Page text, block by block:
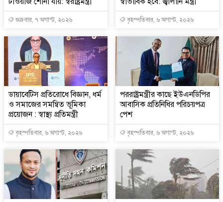
শুক্রবার, ৭ অগাস্ট, ২০২৬ বৃহস্পতিবার, ৬ অগাস্ট, ২০২৬
ডায়াবেটিস প্রতিরোধে বিজ্ঞান, ধর্ম
ও সমাজের সমন্বিত ভূমিকা
প্রয়োজন : স্বাস্থ্য প্রতিমন্ত্রী
বৃহস্পতিবার, ৬ অগাস্ট, ২০২৬
পররাষ্ট্রমন্ত্রীর কা‌ছে ইউএনডিপির
আবাসিক প্রতিনিধির পরিচয়পত্র
পেশ
বৃহস্পতিবার, ৬ অগাস্ট, ২০২৬